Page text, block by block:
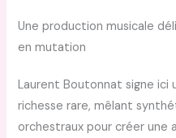
Une production musicale
en mutation
Laurent Boutonnat signe ici
richesse rare, mêlant
orchestraux pour créer une